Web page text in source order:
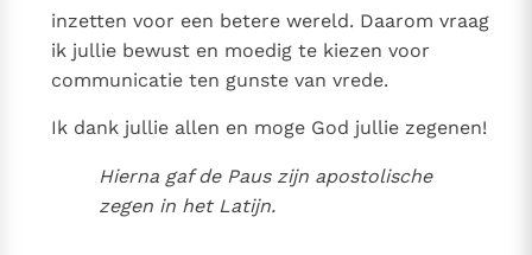
inzetten voor een betere wereld. Daarom vraag
ik jullie bewust en moedig te kiezen voor
communicatie ten gunste van vrede.
Ik dank jullie allen en moge God jullie zegenen!
Hierna gaf de Paus zijn apostolische
zegen in het Latijn.